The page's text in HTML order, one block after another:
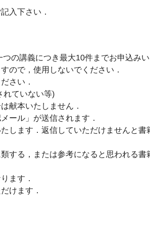
入下さい．
の講義につき最大10件までお申込み
ので，使用しないでください．
さい．
れていない等)
献本いたしません．
ール」が送信されます．
します．返信していただけませんと
する，または参考になると思われる
ます．
けます．